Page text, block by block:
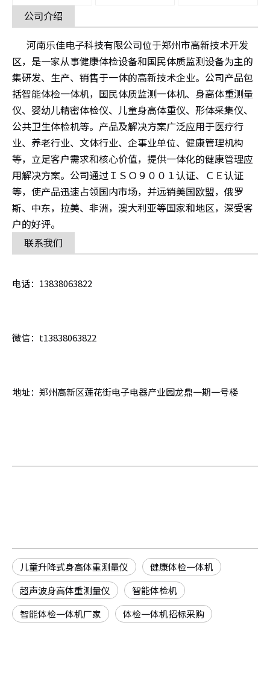
公司介绍
河南乐佳电子科技有限公司位于郑州市高新技术开发
区，是一家从事健康体检设备和国民体质监测设备为主的
集研发、生产、销售于一体的高新技术企业。公司产品包
括智能体检一体机，国民体质监测一体机、身高体重测量
仪、婴幼儿精密体检仪、儿童身高体重仪、形体采集仪、
公共卫生体检机等。产品及解决方案广泛应用于医疗行
业、养老行业、文体行业、企事业单位、健康管理机构
等，立足客户需求和核心价值，提供一体化的健康管理应
用解决方案。公司通过ＩＳＯ９００１认证、ＣＥ认证
等，使产品迅速占领国内市场，并远销美国欧盟，俄罗
斯、中东，拉美、非洲，澳大利亚等国家和地区，深受客
户的好评。
联系我们
电话：13838063822
微信：t13838063822
地址：郑州高新区莲花街电子电器产业园龙鼎一期一号楼
儿童升降式身高体重测量仪
健康体检一体机
超声波身高体重测量仪
智能体检机
智能体检一体机厂家
体检一体机招标采购